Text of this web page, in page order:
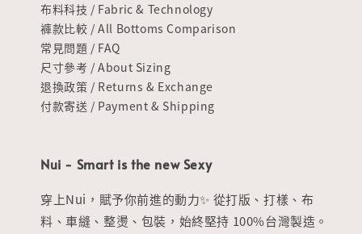
布料科技 / Fabric & Technology
褲款比較 / All Bottoms Comparison
常見問題 / FAQ
尺寸參考 / About Sizing
退換政策 / Returns & Exchange
付款寄送 / Payment & Shipping
Nui - Smart is the new Sexy
穿上Nui，賦予你前進的動力✨ 從打版、打樣、布
料、車縫、整燙、包裝，始終堅持 100%台灣製造。